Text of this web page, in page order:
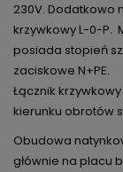
230V. Dodatkowo
krzywkowy L-0-P.
posiada stopień
zaciskowe N+PE.
Łącznik
kierunku obrotów
Obudowa
głównie na placu